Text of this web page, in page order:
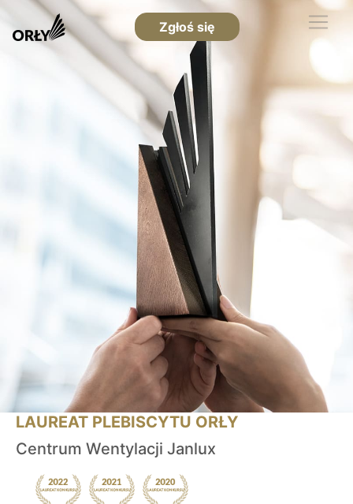
Zgłoś się
LAUREAT PLEBISCYTU ORŁY
Centrum Wentylacji Janlux